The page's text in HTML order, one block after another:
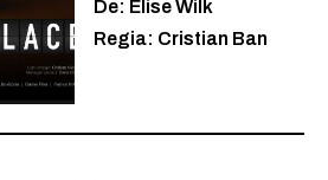
De: Elise Wilk
Regia: Cristian Ban